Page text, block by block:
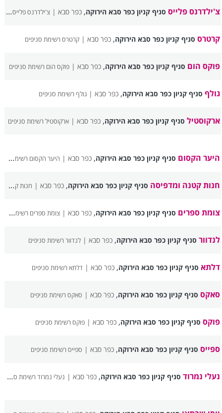
צ'ילדרנס פלייס סניף קניון כפר סבא הירוקה,כפר סבא |צ'ילדרנס פלייס רשימת סניפים
קרטרס סניף קניון כפר סבא הירוקה,כפר סבא |קרטרס רשימת סניפים
פוקס הום סניף קניון כפר סבא הירוקה,כפר סבא |פוקס הום רשימת סניפים
גולף סניף קניון כפר סבא הירוקה,כפר סבא |גולף רשימת סניפים
ארקוסטיל סניף קניון כפר סבא הירוקה,כפר סבא |ארקוסטיל רשימת סניפים
היער הקסום סניף קניון כפר סבא הירוקה,כפר סבא | היער הקסום רשימת סניפים
חנות קטנה ומדפיסה סניף קניון כפר סבא הירוקה,כפר סבא | חנות קטנה ומדפיסה רשימת סניפים
צומת ספרים סניף קניון כפר סבא הירוקה,כפר סבא |צומת ספרים רשימת סניפים
לנדוור סניף קניון כפר סבא הירוקה,כפר סבא |לנדוור רשימת סניפים
דלתא סניף קניון כפר סבא הירוקה,כפר סבא | דלתא רשימת סניפים
סאקס סניף קניון כפר סבא הירוקה,כפר סבא | סאקס רשימת סניפים
פוקס סניף קניון כפר סבא הירוקה,כפר סבא |פוקס רשימת סניפים
ספייס סניף קניון כפר סבא הירוקה,כפר סבא | ספייס רשימת סניפים
נעלי נמרוד סניף קניון כפר סבא הירוקה,כפר סבא | נעלי נמרוד רשימת סניפים